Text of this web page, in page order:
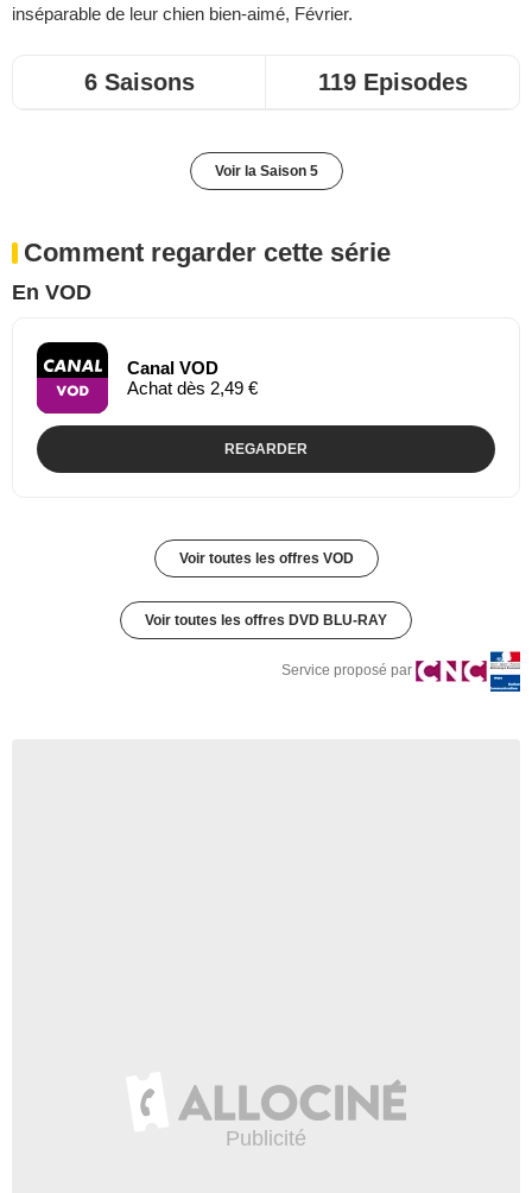
inséparable de leur chien bien-aimé, Février.
6 Saisons 119 Episodes
Voir la Saison 5
Comment regarder cette série
En VOD
Canal VOD
Achat dès 2,49 €
REGARDER
Voir toutes les offres VOD
Voir toutes les offres DVD BLU-RAY
Service proposé par